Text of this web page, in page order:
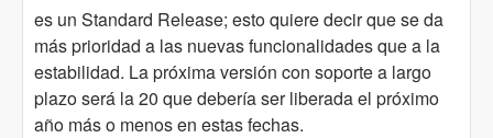
es un Standard Release; esto quiere decir que se da
más prioridad a las nuevas funcionalidades que a la
estabilidad. La próxima versión con soporte a largo
plazo será la 20 que debería ser liberada el próximo
año más o menos en estas fechas.